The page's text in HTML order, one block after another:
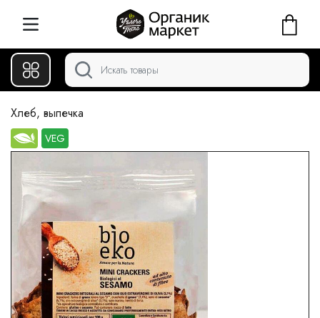
Хлеб, выпечка
VEG